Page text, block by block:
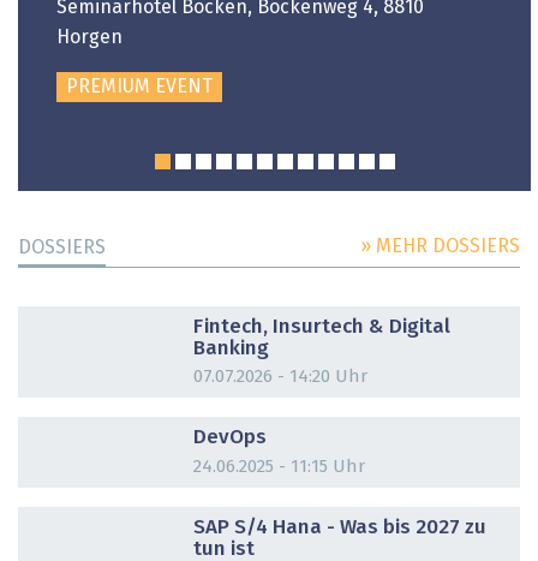
Seminarhotel Bocken, Bockenweg 4, 8810
Horgen
PREMIUM EVENT
DOSSIERS » MEHR DOSSIERS
Fintech, Insurtech & Digital
Banking
07.07.2026 - 14:20 Uhr
DevOps
24.06.2025 - 11:15 Uhr
SAP S/4 Hana - Was bis 2027 zu
tun ist